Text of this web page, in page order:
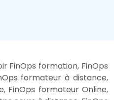
FinOps formation, FinOps
formateur à distance,
FinOps formateur Online,